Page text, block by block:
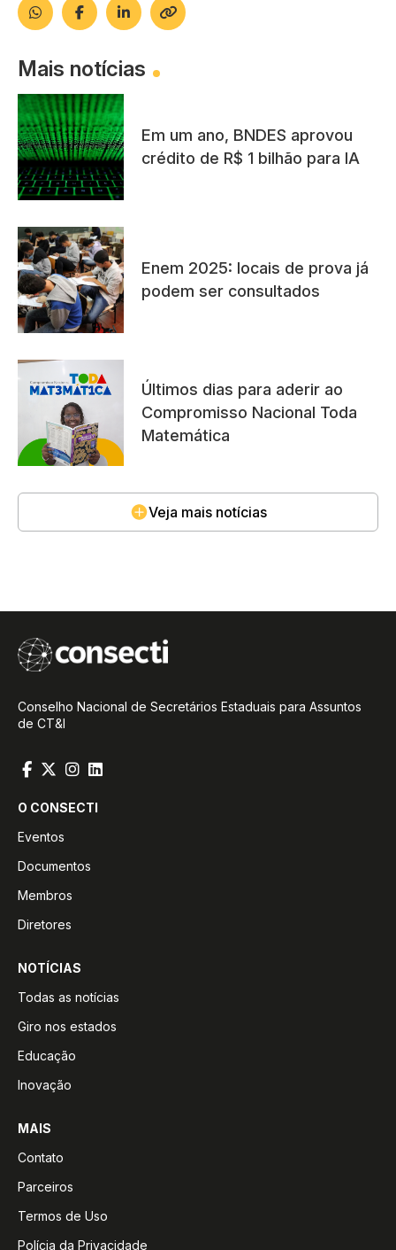
Mais notícias
Em um ano, BNDES aprovou
crédito de R$ 1 bilhão para IA
Enem 2025: locais de prova já
podem ser consultados
Últimos dias para aderir ao
Compromisso Nacional Toda
Matemática
Veja mais notícias
Conselho Nacional de Secretários Estaduais para Assuntos
de CT&I
O CONSECTI
Eventos
Documentos
Membros
Diretores
NOTÍCIAS
Todas as notícias
Giro nos estados
Educação
Inovação
MAIS
Contato
Parceiros
Termos de Uso
Polícia da Privacidade